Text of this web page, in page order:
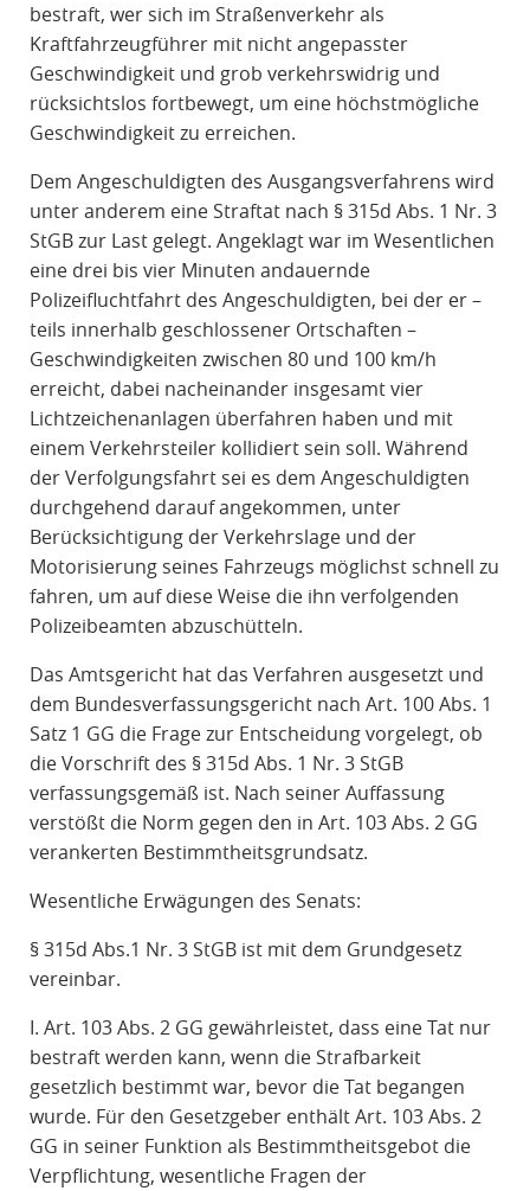
bestraft, wer sich im Straßenverkehr als
Kraftfahrzeugführer mit nicht angepasster
Geschwindigkeit und grob verkehrswidrig und
rücksichtslos fortbewegt, um eine höchstmögliche
Geschwindigkeit zu erreichen.
Dem Angeschuldigten des Ausgangsverfahrens wird
unter anderem eine Straftat nach § 315d Abs. 1 Nr. 3
StGB zur Last gelegt. Angeklagt war im Wesentlichen
eine drei bis vier Minuten andauernde
Polizeifluchtfahrt des Angeschuldigten, bei der er –
teils innerhalb geschlossener Ortschaften –
Geschwindigkeiten zwischen 80 und 100 km/h
erreicht, dabei nacheinander insgesamt vier
Lichtzeichenanlagen überfahren haben und mit
einem Verkehrsteiler kollidiert sein soll. Während
der Verfolgungsfahrt sei es dem Angeschuldigten
durchgehend darauf angekommen, unter
Berücksichtigung der Verkehrslage und der
Motorisierung seines Fahrzeugs möglichst schnell zu
fahren, um auf diese Weise die ihn verfolgenden
Polizeibeamten abzuschütteln.
Das Amtsgericht hat das Verfahren ausgesetzt und
dem Bundesverfassungsgericht nach Art. 100 Abs. 1
Satz 1 GG die Frage zur Entscheidung vorgelegt, ob
die Vorschrift des § 315d Abs. 1 Nr. 3 StGB
verfassungsgemäß ist. Nach seiner Auffassung
verstößt die Norm gegen den in Art. 103 Abs. 2 GG
verankerten Bestimmtheitsgrundsatz.
Wesentliche Erwägungen des Senats:
§ 315d Abs.1 Nr. 3 StGB ist mit dem Grundgesetz
vereinbar.
I. Art. 103 Abs. 2 GG gewährleistet, dass eine Tat nur
bestraft werden kann, wenn die Strafbarkeit
gesetzlich bestimmt war, bevor die Tat begangen
wurde. Für den Gesetzgeber enthält Art. 103 Abs. 2
GG in seiner Funktion als Bestimmtheitsgebot die
Verpflichtung, wesentliche Fragen der